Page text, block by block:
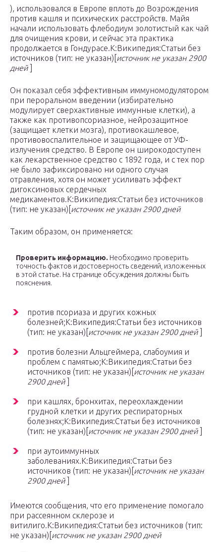
), использовался в Европе вплоть до Возрождения
против кашля и психических расстройств. Майя
начали использовать флебодиум золотистый как чай
для очищения крови, и сейчас эта практика
продолжается в Гондурасе.К:Википедия:Статьи без
источников (тип: не указан)[ источник не указан 2900
дней]
Он показал себя эффективным иммуномодулятором
при пероральном введении (избирательно
модулирует сверхактивные иммунные клетки), а
также как противопсориазное, нейрозащитное
(защищает клетки мозга), противокашлевое,
противовоспалительное и защищающее от УФ-
излучения средство. В Европе он широкодоступен
как лекарственное средство с 1892 года, и с тех пор
не было зафиксировано ни одного случая
отравления, хотя он может усиливать эффект
дигоксиновых сердечных
медикаментов.К:Википедия:Статьи без источников
(тип: не указан)[ источник не указан 2900 дней
Таким образом, он применяется:
Проверить информацию. Необходимо проверить
точность фактов и достоверность сведений, изложенных
в этой статье. На странице обсуждения должны быть
пояснения.
против псориаза и других кожных
болезней;К:Википедия:Статьи без источников
(тип: не указан)[ источник не указан 2900 дней]
против болезни Альцгеймера, слабоумия и
проблем с памятью;К:Википедия:Статьи без
источников (тип: не указан)[ источник не указан
2900 дней]
при кашлях, бронхитах, переохлаждении
грудной клетки и других респираторных
болезнях;К:Википедия:Статьи без источников
(тип: не указан)[ источник не указан 2900 дней]
при аутоиммунных
заболеваниях.К:Википедия:Статьи без
источников (тип: не указан)[ источник не указан
2900 дней]
Имеются сообщения, что его применение помогало
при рассеянном склерозе и
витилиго.К:Википедия:Статьи без источников (тип:
не указан)[ источник не указан 2900 дней